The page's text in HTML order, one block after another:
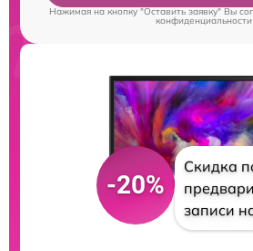
Нажимая на кнопку "Оставить заявку" Вы
конфиденциальности
-20%
Скидка
записи